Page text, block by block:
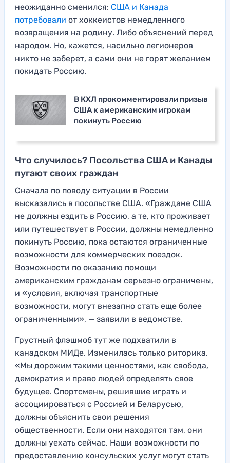
неожиданно сменился: США и Канада
потребовали от хоккеистов немедленного
возвращения на родину. Либо объяснений перед
народом. Но, кажется, насильно легионеров
никто не заберет, а сами они не горят желанием
покидать Россию.
В КХЛ прокомментировали призыв
США к американским игрокам
покинуть Россию
Что случилось? Посольства США и Канады
пугают своих граждан
Сначала по поводу ситуации в России
высказались в посольстве США. «Граждане США
не должны ездить в Россию, а те, кто проживает
или путешествует в России, должны немедленно
покинуть Россию, пока остаются ограниченные
возможности для коммерческих поездок.
Возможности по оказанию помощи
американским гражданам серьезно ограничены,
и «условия, включая транспортные
возможности, могут внезапно стать еще более
ограниченными», — заявили в ведомстве.
Грустный флэшмоб тут же подхватили в
канадском МИДе. Изменилась только риторика.
«Мы дорожим такими ценностями, как свобода,
демократия и право людей определять свое
будущее. Спортсмены, решившие играть и
ассоциироваться с Россией и Беларусью,
должны объяснить свои решения
общественности. Если они находятся там, они
должны уехать сейчас. Наши возможности по
предоставлению консульских услуг могут стать